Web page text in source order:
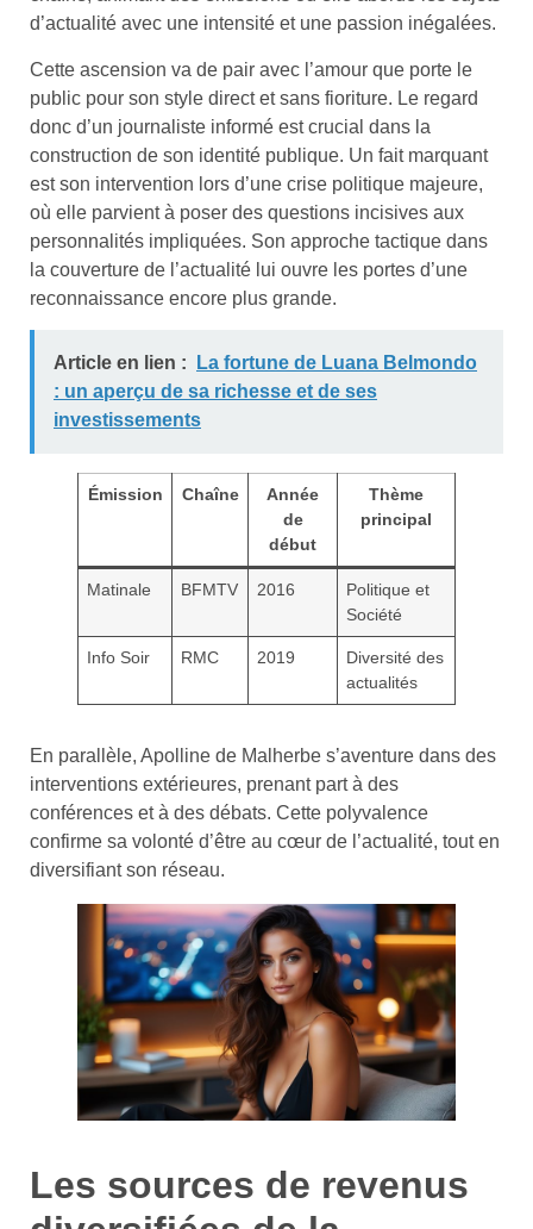
d’actualité avec une intensité et une passion inégalées.
Cette ascension va de pair avec l’amour que porte le
public pour son style direct et sans fioriture. Le regard
donc d’un journaliste informé est crucial dans la
construction de son identité publique. Un fait marquant
est son intervention lors d’une crise politique majeure,
où elle parvient à poser des questions incisives aux
personnalités impliquées. Son approche tactique dans
la couverture de l’actualité lui ouvre les portes d’une
reconnaissance encore plus grande.
Article en lien :
La fortune de Luana Belmondo
: un aperçu de sa richesse et de ses
investissements
Émission Chaîne
Année
de
début
Thème
principal
Matinale BFMTV 2016
Politique et
Société
Info Soir RMC 2019
Diversité des
actualités
En parallèle, Apolline de Malherbe s’aventure dans des
interventions extérieures, prenant part à des
conférences et à des débats. Cette polyvalence
confirme sa volonté d’être au cœur de l’actualité, tout en
diversifiant son réseau.
Les sources de revenus